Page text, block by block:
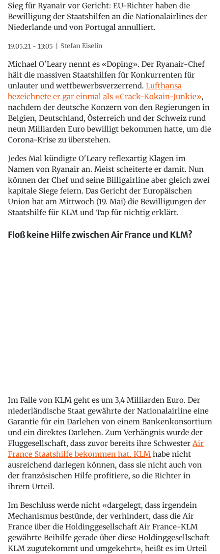
Sieg für Ryanair vor Gericht: EU-Richter haben die
Bewilligung der Staatshilfen an die Nationalairlines der
Niederlande und von Portugal annulliert.
19.05.21 - 13:05 Stefan Eiselin
Michael O'Leary nennt es «Doping». Der Ryanair-Chef
hält die massiven Staatshilfen für Konkurrenten für
unlauter und wettbewerbsverzerrend. Lufthansa
bezeichnete er gar einmal als «Crack-Kokain-Junkie»,
nachdem der deutsche Konzern von den Regierungen in
Belgien, Deutschland, Österreich und der Schweiz rund
neun Milliarden Euro bewilligt bekommen hatte, um die
Corona-Krise zu überstehen.
Jedes Mal kündigte O'Leary reflexartig Klagen im
Namen von Ryanair an. Meist scheiterte er damit. Nun
können der Chef und seine Billigairline aber gleich zwei
kapitale Siege feiern. Das Gericht der Europäischen
Union hat am Mittwoch (19. Mai) die Bewilligungen der
Staatshilfe für KLM und Tap für nichtig erklärt.
Floß keine Hilfe zwischen Air France und KLM?
Im Falle von KLM geht es um 3,4 Milliarden Euro. Der
niederländische Staat gewährte der Nationalairline eine
Garantie für ein Darlehen von einem Bankenkonsortium
und ein direktes Darlehen. Zum Verhängnis wurde der
Fluggesellschaft, dass zuvor bereits ihre Schwester Air
France Staatshilfe bekommen hat. KLM habe nicht
ausreichend darlegen können, dass sie nicht auch von
der französischen Hilfe profitiere, so die Richter in
ihrem Urteil.
Im Beschluss werde nicht «dargelegt, dass irgendein
Mechanismus bestünde, der verhindert, dass die Air
France über die Holdinggesellschaft Air France-KLM
gewährte Beihilfe gerade über diese Holdinggesellschaft
KLM zugutekommt und umgekehrt», heißt es im Urteil